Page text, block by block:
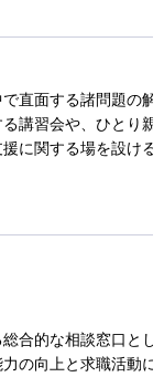
直面する諸問題の解
講習会や、ひとり親
に関する場を設ける
合的な相談窓口とし
の向上と求職活動に